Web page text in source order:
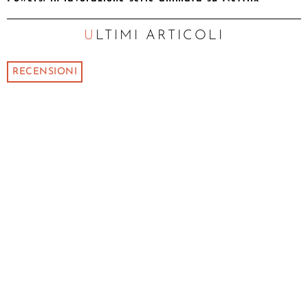
ULTIMI ARTICOLI
RECENSIONI